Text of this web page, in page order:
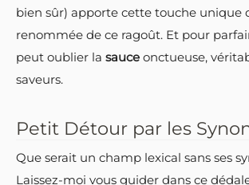
bien sûr) apporte cette touche unique
renommée de ce ragoût. Et pour
peut oublier la sauce onctueuse,
saveurs.
Petit Détour par les
Que serait un champ lexical sans ses
Laissez-moi vous guider dans ce